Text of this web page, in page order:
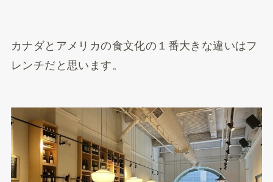
カナダとアメリカの食文化の１番大きな違いはフ
レンチだと思います。